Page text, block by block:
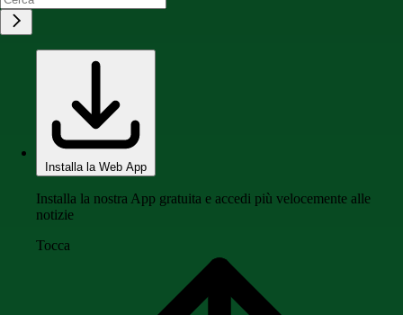
Installa la Web App
Installa la nostra App gratuita e accedi più velocemente alle
notizie
Tocca